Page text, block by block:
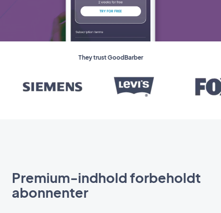
They trust GoodBarber
Premium-indhold forbeholdt
abonnenter